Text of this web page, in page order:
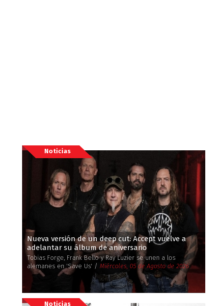
Noticias
Nueva versión de un deep cut: Accept vuelve a
adelantar su álbum de aniversario
Tobias Forge, Frank Bello y Ray Luzier se unen a los
alemanes en 'Save Us' / Miércoles, 05 de Agosto de 2026
Noticias